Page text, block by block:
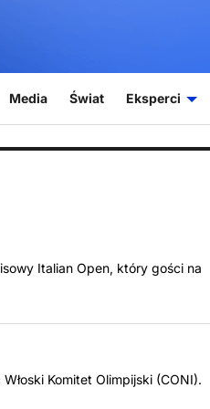
Media Świat Eksperci
Italian Open, który gości na
Komitet Olimpijski (CONI).